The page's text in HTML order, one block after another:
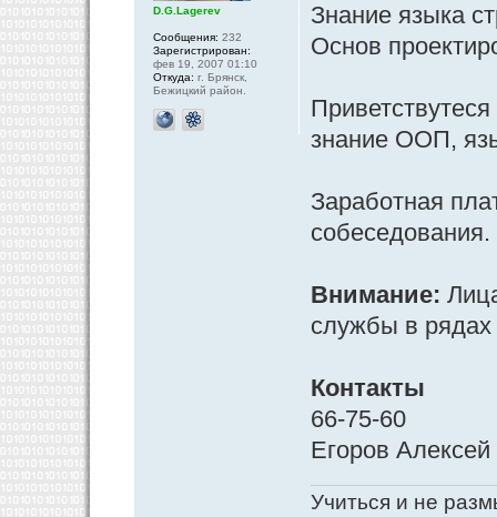
Знание языка
Основ
знание ООП,
Заработная
собеседования.
Внимание:
службы в
Контакты
66-75-60
Егоров
Учиться и не
D.G.Lagerev
Сообщения: 232
Зарегистрирован:
фев 19, 2007 01:10
Откуда: г. Брянск,
Бежицкий район.